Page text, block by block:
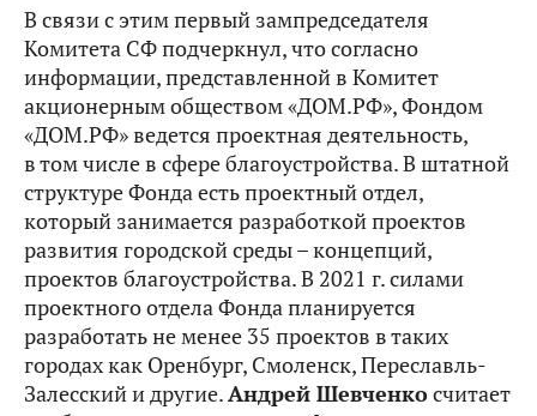
В связи с этим первый зампредседателя
Комитета СФ подчеркнул, что согласно
информации, представленной в Комитет
акционерным обществом «ДОМ.РФ», Фондом
«ДОМ.РФ» ведется проектная деятельность,
в том числе в сфере благоустройства. В штатной
структуре Фонда есть проектный отдел,
который занимается разработкой проектов
развития городской среды – концепций,
проектов благоустройства. В 2021 г. силами
проектного отдела Фонда планируется
разработать не менее 35 проектов в таких
городах как Оренбург, Смоленск, Переславль-
Залесский и другие.Андрей Шевченкосчитает